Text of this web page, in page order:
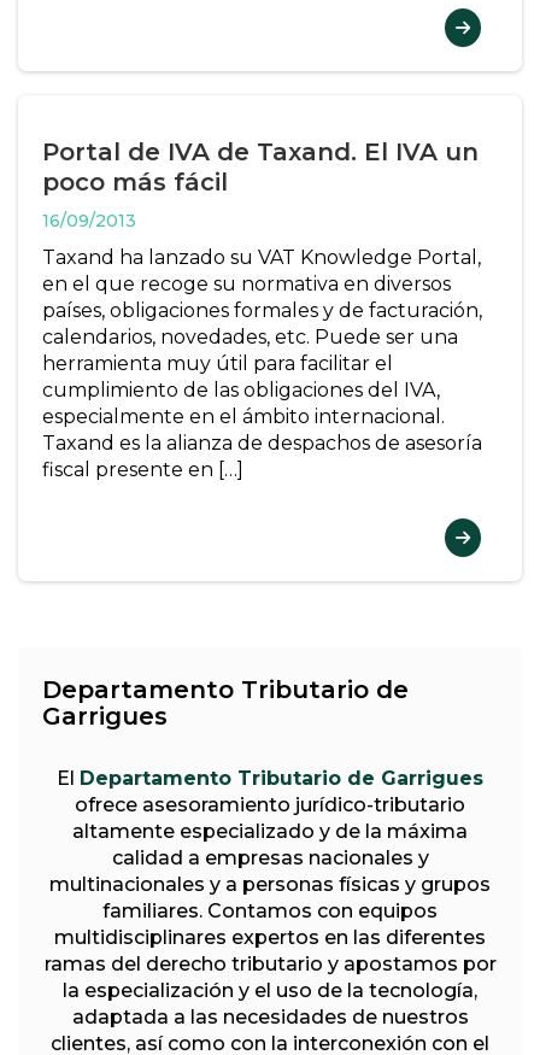
Portal de IVA de Taxand. El IVA un
poco más fácil
16/09/2013
Taxand ha lanzado su VAT Knowledge Portal,
en el que recoge su normativa en diversos
países, obligaciones formales y de facturación,
calendarios, novedades, etc. Puede ser una
herramienta muy útil para facilitar el
cumplimiento de las obligaciones del IVA,
especialmente en el ámbito internacional.
Taxand es la alianza de despachos de asesoría
fiscal presente en […]
Departamento Tributario de
Garrigues
El Departamento Tributario de Garrigues
ofrece asesoramiento jurídico-tributario
altamente especializado y de la máxima
calidad a empresas nacionales y
multinacionales y a personas físicas y grupos
familiares. Contamos con equipos
multidisciplinares expertos en las diferentes
ramas del derecho tributario y apostamos por
la especialización y el uso de la tecnología,
adaptada a las necesidades de nuestros
clientes, así como con la interconexión con el